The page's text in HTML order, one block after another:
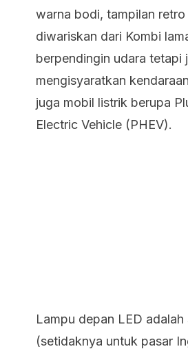
warna bodi, tampilan retro
diwariskan dari Kombi
berpendingin udara tetapi
mengisyaratkan
juga mobil listrik berupa
Electric Vehicle (PHEV).
Lampu depan LED adalah
(setidaknya untuk pasar